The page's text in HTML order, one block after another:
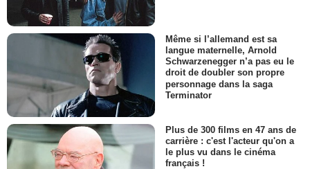
Même si l’allemand est sa
langue maternelle, Arnold
Schwarzenegger n’a pas eu le
droit de doubler son propre
personnage dans la saga
Terminator
Plus de 300 films en 47 ans de
carrière : c'est l'acteur qu'on a
le plus vu dans le cinéma
français !